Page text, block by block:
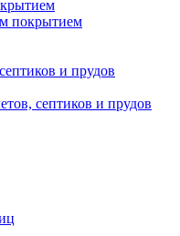
покрытием
и прудов
септиков и прудов